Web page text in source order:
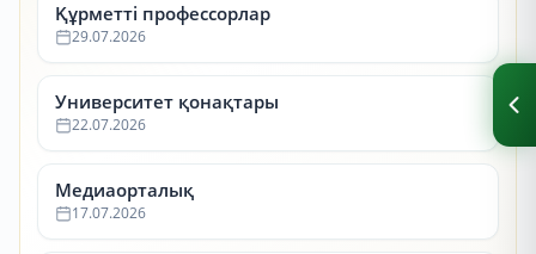
Құрметті профессорлар
29.07.2026
Университет қонақтары
22.07.2026
Медиаорталық
17.07.2026